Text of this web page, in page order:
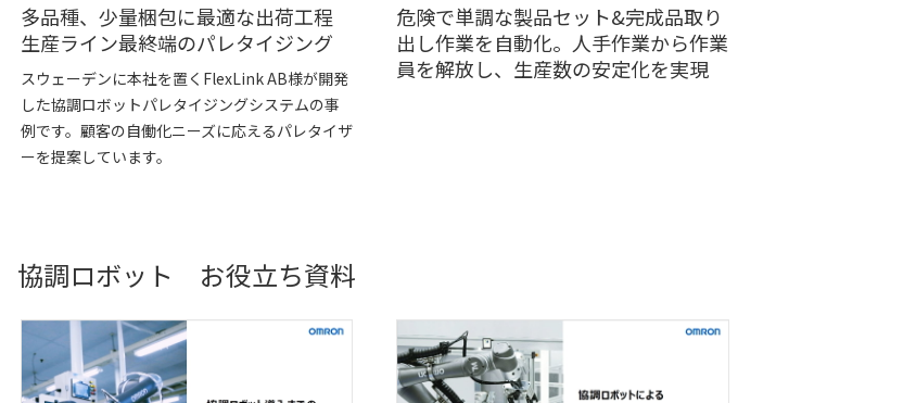
多品種、少量梱包に最適な出荷工程
生産ライン最終端のパレタイジング
スウェーデンに本社を置くFlexLink AB様が開発
した協調ロボットパレタイジングシステムの事
例です。顧客の自働化ニーズに応えるパレタイザ
ーを提案しています。
危険で単調な製品セット&完成品取り
出し作業を自動化。人手作業から作業
員を解放し、生産数の安定化を実現
協調ロボット お役立ち資料